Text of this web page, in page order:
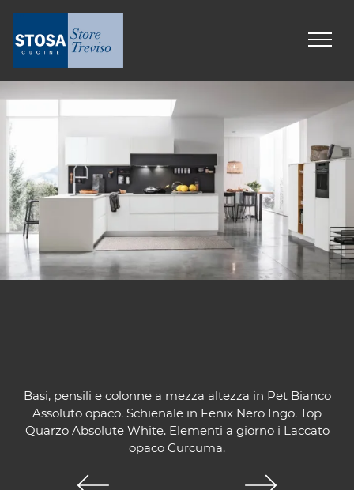
Basi, pensili e colonne a mezza altezza in Pet Bianco
Assoluto opaco. Schienale in Fenix Nero Ingo. Top
Quarzo Absolute White. Elementi a giorno i Laccato
opaco Curcuma.